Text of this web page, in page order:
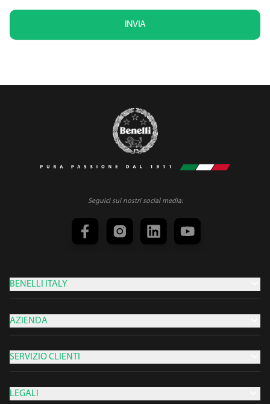
INVIA
Seguici sui nostri social media:
BENELLI ITALY
AZIENDA
SERVIZIO CLIENTI
LEGALI